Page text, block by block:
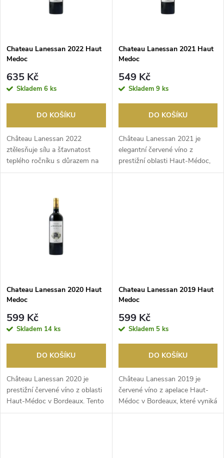
p
r
o
d
u
s
p
r
d
u
Chateau Lanessan 2022 Haut
Medoc
635 Kč
Skladem 6 ks
DO KOŠÍKU
Château Lanessan 2022
ztělesňuje sílu a šťavnatost
teplého ročníku s důrazem na
zralé, tmavé ovoce a...
Chateau Lanessan 2021 Haut
Medoc
549 Kč
Skladem 9 ks
DO KOŠÍKU
Château Lanessan 2021 je
elegantní červené víno z
prestižní oblasti Haut-Médoc,
které sází na čistot...
Chateau Lanessan 2020 Haut
Medoc
599 Kč
Skladem 14 ks
DO KOŠÍKU
Château Lanessan 2020 je
prestižní červené víno z oblasti
Haut-Médoc v Bordeaux. Tento
ročník je oce...
Chateau Lanessan 2019 Haut
Medoc
599 Kč
Skladem 5 ks
DO KOŠÍKU
Château Lanessan 2019 je
červené víno z apelace Haut-
Médoc v Bordeaux, které vyniká
svou bohatostí a...